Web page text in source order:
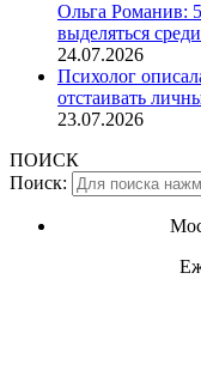
Ольга Романив:
выделяться
24.07.2026
Психолог
отстаивать
23.07.2026
ПОИСК
Поиск: